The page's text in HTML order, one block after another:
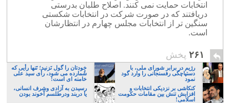
انتخابات حمایت نمی کنند. اصلاح طلبان بدرستی
دریافتند که در صورت شرکت در انتخابات شکستی
سنگین تر از انتخابات مجلس چهارم در انتظارشان
است.
۲۶۱ پخش
رژیم در برابر شورای ملی، با
دستپاچگی رفسنجانی را وارد گود
نمود
خودتان را گول نَزنید؛ تَنها رأیی که
شُمارده می شود، رأی سید علی
خامنه ای است!
کنکاشی بر نزديكی انتخابات و
افزايش تنش بين مقامات حکومت
اسلامی!
رسیدن به آزادی وشرف انسانی،
یا دربند ودرطلسم آخوند بودن